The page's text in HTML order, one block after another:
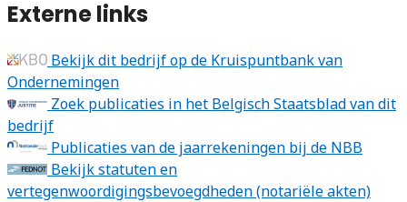
Externe links
Bekijk dit bedrijf op de Kruispuntbank van
Ondernemingen
Zoek publicaties in het Belgisch Staatsblad van dit
bedrijf
Publicaties van de jaarrekeningen bij de NBB
Bekijk statuten en
vertegenwoordigingsbevoegdheden (notariële akten)